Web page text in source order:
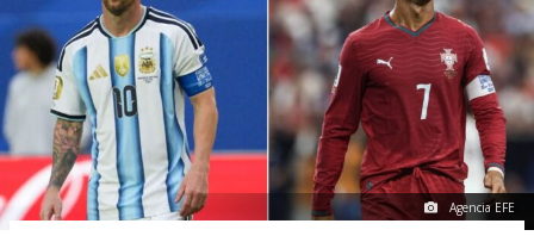
Agencia EFE